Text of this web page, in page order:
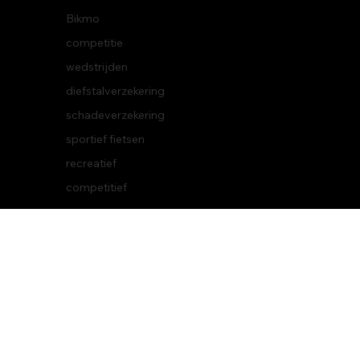
Bikmo
competitie
wedstrijden
diefstalverzekering
schadeverzekering
sportief fietsen
recreatief
competitief